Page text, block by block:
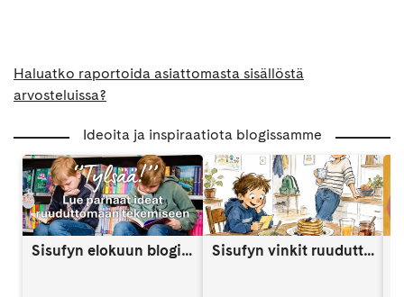
Haluatko raportoida asiattomasta sisällöstä
arvosteluissa?
Ideoita ja inspiraatiota blogissamme
Sisufyn elokuun blogi: Näin vahvistat lapsen itsetuntoa someaikana Sisufyn vinkit ruuduttomaan päivään: Vinkki 9